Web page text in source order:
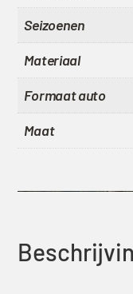
Seizoenen
Materiaal
Formaat auto
Maat